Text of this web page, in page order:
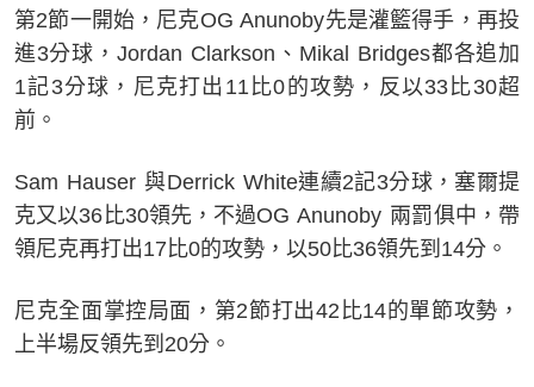
第2節一開始，尼克OG Anunoby先是灌籃得手，再投
進3分球，Jordan Clarkson、Mikal Bridges都各追加
1記3分球，尼克打出11比0的攻勢，反以33比30超
前。
Sam Hauser 與Derrick White連續2記3分球，塞爾提
克又以36比30領先，不過OG Anunoby 兩罰俱中，帶
領尼克再打出17比0的攻勢，以50比36領先到14分。
尼克全面掌控局面，第2節打出42比14的單節攻勢，
上半場反領先到20分。